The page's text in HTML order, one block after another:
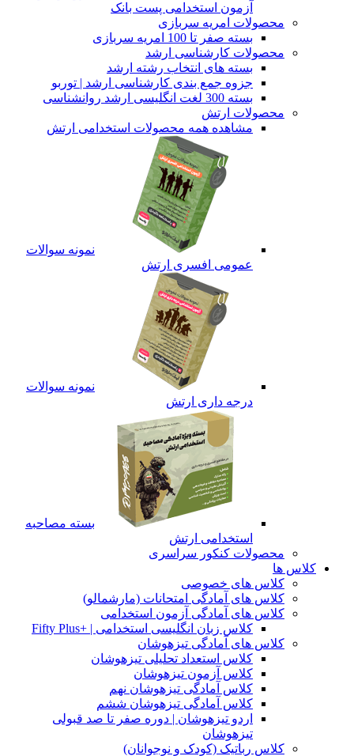
آزمون استخدامی پست بانک
محصولات امریه سربازی
بسته صفر تا 100 امریه سربازی
محصولات کارشناسی ارشد
بسته های انتخاب رشته ارشد
جزوه جمع بندی کارشناسی ارشد | توربو
محصولات ارتش
مشاهده همه محصولات استخدامی ارتش
نمونه سوالات
عمومی افسری ارتش
نمونه سوالات
درجه داری ارتش
بسته مصاحبه
استخدامی ارتش
محصولات کنکور سراسری
کلاس های خصوصی
کلاس های آمادگی امتحانات (مارشمالو)
کلاس های آمادگی آزمون استخدامی
کلاس زبان انگلیسی استخدامی | +Fifty Plus
کلاس های آمادگی تیزهوشان
کلاس استعداد تحلیلی تیزهوشان
کلاس آزمون تیزهوشان
کلاس آمادگی تیزهوشان نهم
کلاس آمادگی تیزهوشان ششم
اردو تیزهوشان | دوره صفر تا صد قبولی
کلاس رباتیک (کودک و نوجوانان)